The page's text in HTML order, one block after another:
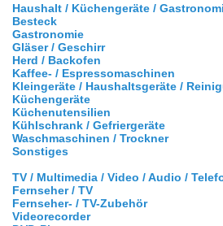
Haushalt / Küchengeräte /
Besteck
Gastronomie
Gläser / Geschirr
Herd / Backofen
Kaffee- / Espressomaschinen
Kleingeräte / Haushaltsgeräte /
Küchengeräte
Küchenutensilien
Kühlschrank / Gefriergeräte
Waschmaschinen / Trockner
Sonstiges
TV / Multimedia / Video / Audio /
Fernseher / TV
Fernseher- / TV-Zubehör
Videorecorder